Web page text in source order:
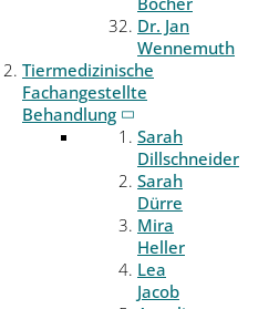
Dr. Jan
Wennemuth
Tiermedizinische
Fachangestellte
Behandlung
Sarah
Dillschneider
Sarah
Dürre
Mira
Heller
Lea
Jacob